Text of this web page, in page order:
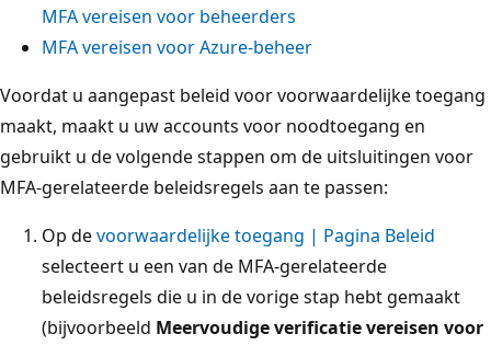
MFA vereisen voor beheerders
MFA vereisen voor Azure-beheer
Voordat u aangepast beleid voor voorwaardelijke toegang
maakt, maakt u uw accounts voor noodtoegang en
gebruikt u de volgende stappen om de uitsluitingen voor
MFA-gerelateerde beleidsregels aan te passen:
Op devoorwaardelijke toegang | Pagina Beleid
selecteert u een van de MFA-gerelateerde
beleidsregels die u in de vorige stap hebt gemaakt
(bijvoorbeeld Meervoudige verificatie vereisen voor